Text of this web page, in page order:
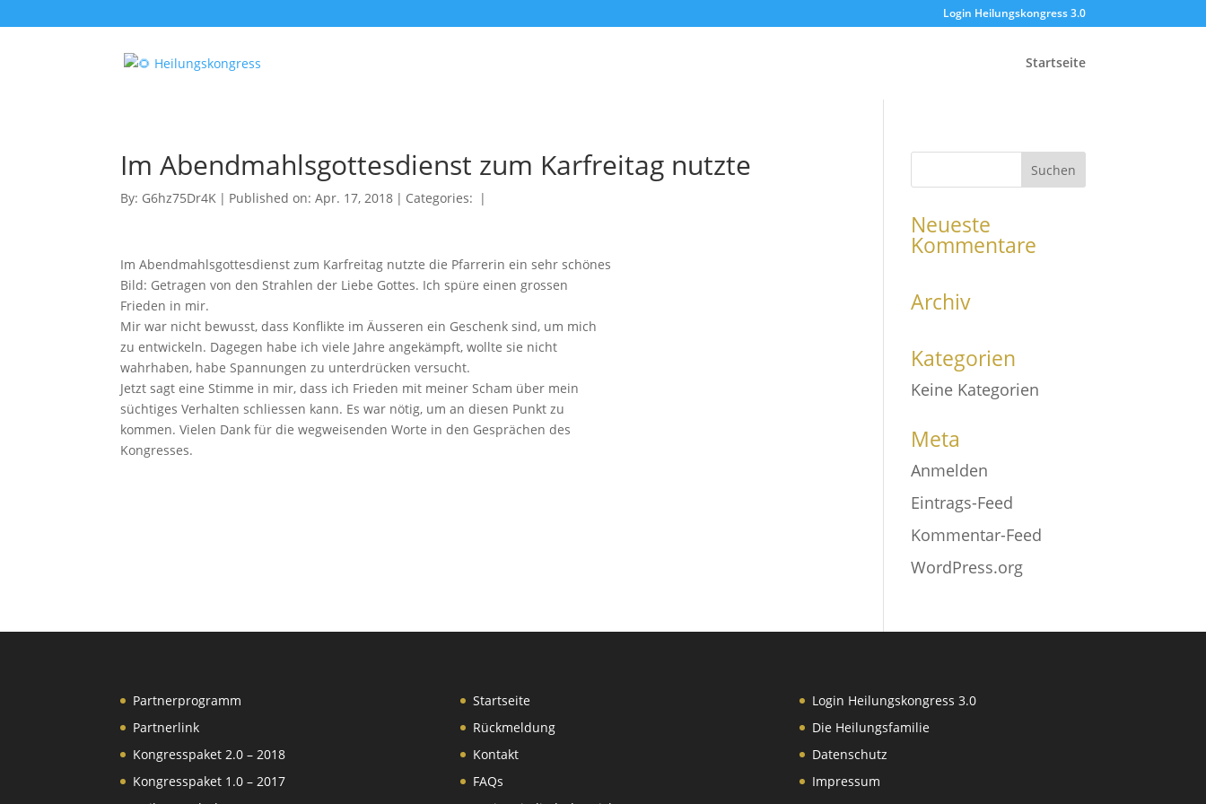
Login Heilungskongress 3.0
Startseite
Im Abendmahlsgottesdienst zum Karfreitag nutzte
By: G6hz75Dr4K | Published on: Apr. 17, 2018 | Categories: |
Im Abendmahlsgottesdienst zum Karfreitag nutzte die Pfarrerin ein sehr schönes
Bild: Getragen von den Strahlen der Liebe Gottes. Ich spüre einen grossen
Frieden in mir.
Mir war nicht bewusst, dass Konflikte im Äusseren ein Geschenk sind, um mich
zu entwickeln. Dagegen habe ich viele Jahre angekämpft, wollte sie nicht
wahrhaben, habe Spannungen zu unterdrücken versucht.
Jetzt sagt eine Stimme in mir, dass ich Frieden mit meiner Scham über mein
süchtiges Verhalten schliessen kann. Es war nötig, um an diesen Punkt zu
kommen. Vielen Dank für die wegweisenden Worte in den Gesprächen des
Kongresses.
Neueste
Kommentare
Archiv
Kategorien
Keine Kategorien
Meta
Anmelden
Eintrags-Feed
Kommentar-Feed
WordPress.org
Partnerprogramm
Partnerlink
Kongresspaket 2.0 – 2018
Kongresspaket 1.0 – 2017
Startseite
Rückmeldung
Kontakt
FAQs
Login Heilungskongress 3.0
Die Heilungsfamilie
Datenschutz
Impressum